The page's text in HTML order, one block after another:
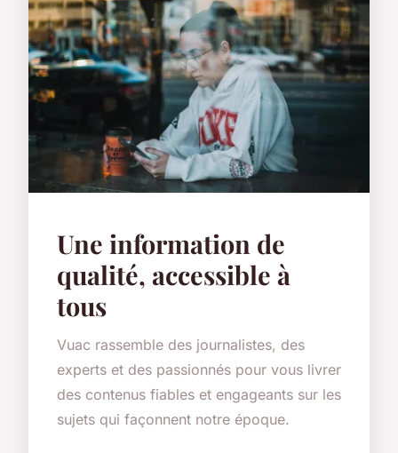
Une information de
qualité, accessible à
tous
Vuac rassemble des journalistes, des
experts et des passionnés pour vous livrer
des contenus fiables et engageants sur les
sujets qui façonnent notre époque.